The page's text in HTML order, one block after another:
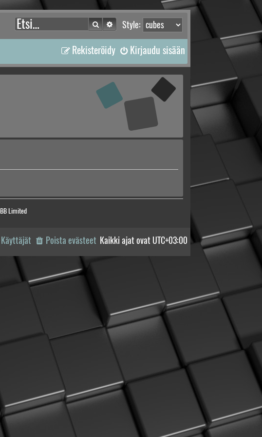
Style:
Etsi Tarkennettu haku
Kirjaudu sisään
Rekisteröidy
Limited
Kaikki ajat ovat UTC+03:00
Poista evästeet
Käyttäjät